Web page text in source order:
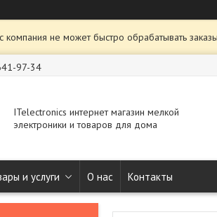
компания не может быстро обрабатывать
97-34
ITelectronics интернет магазин мелкой
электроники и товаров для дома
и услуги О нас Контакты